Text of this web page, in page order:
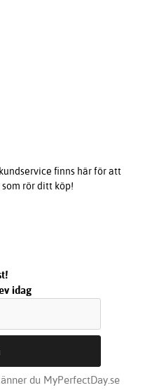
finns här för att
rör ditt köp!
idag
du MyPerfectDay.se